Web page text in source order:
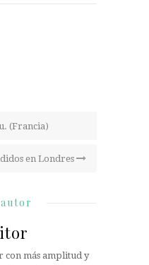
(Francia)
en Londres
con más amplitud y